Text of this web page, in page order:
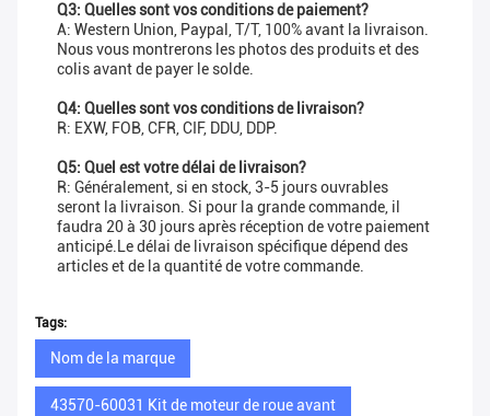
Q3: Quelles sont vos conditions de paiement?
A: Western Union, Paypal, T/T, 100% avant la livraison.
Nous vous montrerons les photos des produits et des
colis avant de payer le solde.
Q4: Quelles sont vos conditions de livraison?
R: EXW, FOB, CFR, CIF, DDU, DDP.
Q5: Quel est votre délai de livraison?
R: Généralement, si en stock, 3-5 jours ouvrables
seront la livraison. Si pour la grande commande, il
faudra 20 à 30 jours après réception de votre paiement
anticipé.Le délai de livraison spécifique dépend des
articles et de la quantité de votre commande.
Tags:
Nom de la marque
43570-60031 Kit de moteur de roue avant